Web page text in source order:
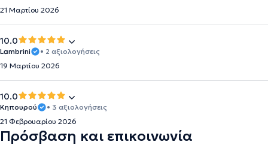
21 Μαρτίου 2026
10.0
Lambrini
• 2 αξιολογήσεις
19 Μαρτίου 2026
10.0
Κηπουρού
• 3 αξιολογήσεις
21 Φεβρουαρίου 2026
Πρόσβαση και επικοινωνία